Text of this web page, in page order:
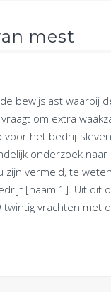
mest
bewijslast waarbij
om extra
het
onderzoek
vermeld, te weten
[naam 1]. Uit dit
vrachten met